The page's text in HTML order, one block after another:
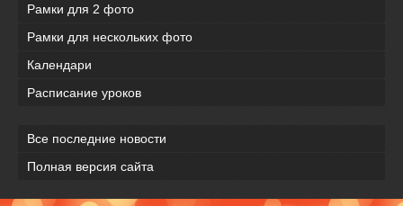
Рамки для 2 фото
Рамки для нескольких фото
Календари
Расписание уроков
Все последние новости
Полная версия сайта